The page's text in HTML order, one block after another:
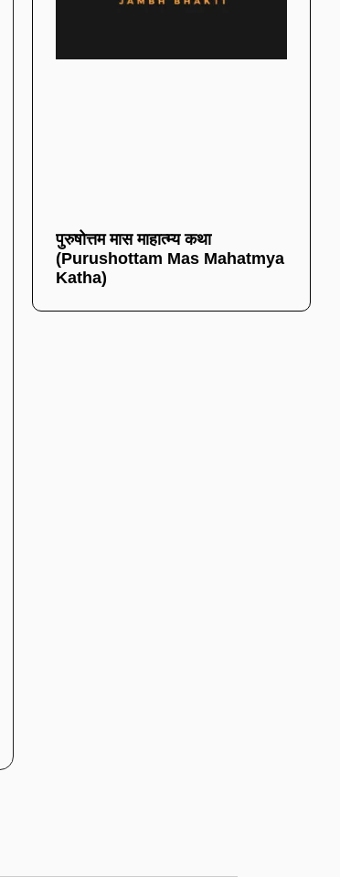
पुरुषोत्तम मास माहात्म्य कथा
(Purushottam Mas Mahatmya
Katha)